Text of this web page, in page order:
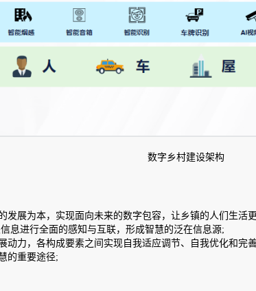
数字乡村建设架构
发展为本，实现面向未来的数字包容，让乡镇的人们生活
息进行全面的感知与互联，形成智慧的泛在信息源;
力，各构成要素之间实现自我适应调节、自我优化和完
的重要途径;